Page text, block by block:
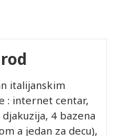
italijanskim
: internet centar,
4 bazena
a jedan za decu),